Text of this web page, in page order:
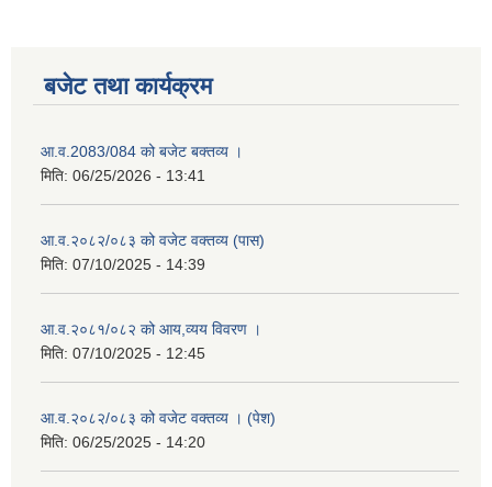
बजेट तथा कार्यक्रम
आ.व.2083/084 को बजेट बक्तव्य ।
मिति: 06/25/2026 - 13:41
आ.व.२०८२/०८३ को वजेट वक्तव्य (पास)
मिति: 07/10/2025 - 14:39
आ.व.२०८१/०८२ को आय,व्यय विवरण ।
मिति: 07/10/2025 - 12:45
आ.व.२०८२/०८३ को वजेट वक्तव्य । (पेश)
मिति: 06/25/2025 - 14:20